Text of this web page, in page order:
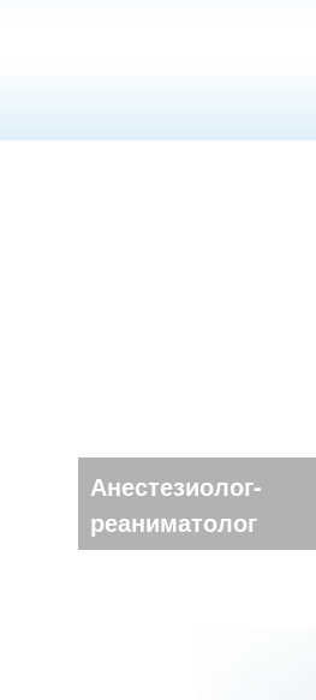
Анестезиолог-
реаниматолог